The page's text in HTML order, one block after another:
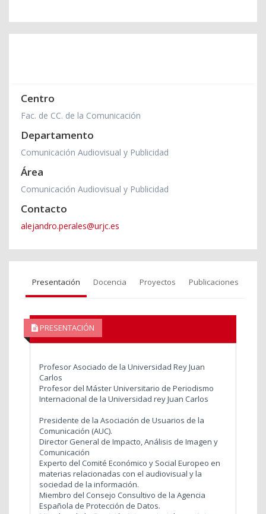
Centro
Fac. de CC. de la Comunicación
Departamento
Comunicación Audiovisual y Publicidad
Área
Comunicación Audiovisual y Publicidad
Contacto
alejandro.perales@urjc.es
Presentación Docencia Proyectos Publicaciones
PRESENTACIÓN
Profesor Asociado de la Universidad Rey Juan
Carlos
Profesor del Máster Universitario de Periodismo
Internacional de la Universidad rey Juan Carlos
Presidente de la Asociación de Usuarios de la
Comunicación (AUC).
Director General de Impacto, Análisis de Imagen y
Comunicación
Experto del Comité Económico y Social Europeo en
materias relacionadas con el audiovisual y la
sociedad de la información.
Miembro del Consejo Consultivo de la Agencia
Española de Protección de Datos.